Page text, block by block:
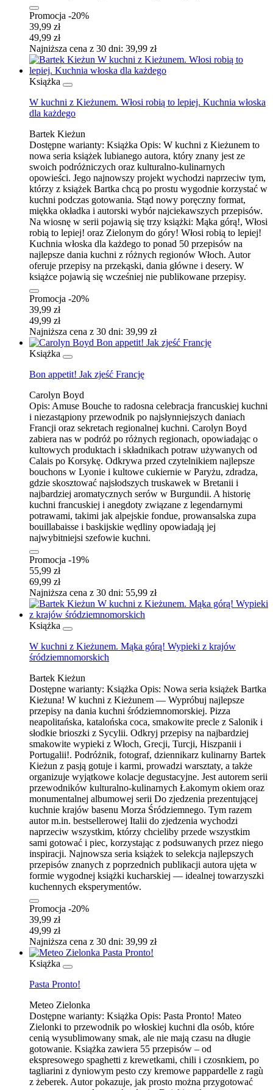
Promocja -20%
39,99 zł
49,99 zł
Najniższa cena z 30 dni: 39,99 zł
Książka
W kuchni z Kieżunem. Włosi robią to lepiej. Kuchnia włoska
dla każdego
Bartek Kieżun
Dostępne warianty: Książka Opis: W kuchni z Kieżunem to
nowa seria książek lubianego autora, który znany jest ze
swoich podróżniczych oraz kulturalno-kulinarnych
opowieści. Jego najnowszy projekt wychodzi naprzeciw tym,
którzy z książek Bartka chcą po prostu wygodnie korzystać w
kuchni podczas gotowania. Stąd nowy poręczny format,
miękka okładka i autorski wybór najciekawszych przepisów.
Na wiosnę w serii pojawią się trzy książki: Mąka górą!, Włosi
robią to lepiej! oraz Zielonym do góry! Włosi robią to lepiej!
Kuchnia włoska dla każdego to ponad 50 przepisów na
najlepsze dania kuchni z różnych regionów Włoch. Autor
oferuje przepisy na przekąski, dania główne i desery. W
książce pojawią się wcześniej nie publikowane przepisy.
Promocja -20%
39,99 zł
49,99 zł
Najniższa cena z 30 dni: 39,99 zł
Książka
Bon appetit! Jak zjeść Francję
Carolyn Boyd
Opis: Amuse Bouche to radosna celebracja francuskiej kuchni
i niezastąpiony przewodnik po najsłynniejszych daniach
Francji oraz sekretach regionalnej kuchni. Carolyn Boyd
zabiera nas w podróż po różnych regionach, opowiadając o
kultowych produktach i składnikach potraw używanych od
Calais po Korsykę. Odkrywa przed czytelnikiem najlepsze
bouchons w Lyonie i kultowe cukiernie w Paryżu, zdradza,
gdzie skosztować najsłodszych truskawek w Bretanii i
najbardziej aromatycznych serów w Burgundii. A historię
kuchni francuskiej i anegdoty związane z legendarnymi
potrawami, takimi jak alpejskie fondue, prowansalska zupa
bouillabaisse i baskijskie wędliny opowiadają jej
najwybitniejsi szefowie kuchni.
Promocja -19%
55,99 zł
69,99 zł
Najniższa cena z 30 dni: 55,99 zł
Książka
W kuchni z Kieżunem. Mąka górą! Wypieki z krajów
śródziemnomorskich
Bartek Kieżun
Dostępne warianty: Książka Opis: Nowa seria książek Bartka
Kieżuna! W kuchni z Kieżunem — Wypróbuj najlepsze
przepisy na dania kuchni śródziemnomorskiej. Pizza
neapolitańska, katalońska coca, smakowite precle z Salonik i
słodkie brioszki z Sycylii. Odkryj przepisy na najbardziej
smakowite wypieki z Włoch, Grecji, Turcji, Hiszpanii i
Portugalii!. Podróżnik, fotograf, dziennikarz kulinarny Bartek
Kieżun z pasją gotuje i karmi, prowadzi warsztaty, a także
organizuje wyjątkowe kolacje degustacyjne. Jest autorem serii
przewodników kulturalno-kulinarnych Łakomym okiem oraz
monumentalnej albumowej serii Do zjedzenia prezentującej
kuchnie krajów basenu Morza Śródziemnego. Tym razem
autor m.in. bestsellerowej Italii do zjedzenia wychodzi
naprzeciw wszystkim, którzy chcieliby przede wszystkim
sami gotować i piec, korzystając z podsuwanych przez niego
inspiracji. Najnowsza seria książek to selekcja najlepszych
przepisów znanych z poprzednich publikacji autora ujęta w
formie wygodnej książki kucharskiej — idealnej towarzyszki
kuchennych eksperymentów.
Promocja -20%
39,99 zł
49,99 zł
Najniższa cena z 30 dni: 39,99 zł
Książka
Pasta Pronto!
Meteo Zielonka
Dostępne warianty: Książka Opis: Pasta Pronto! Mateo
Zielonki to przewodnik po włoskiej kuchni dla osób, które
cenią wysublimowany smak, ale nie mają czasu na długie
gotowanie. Książka zawiera 55 przepisów – od
ekspresowego spaghetti z krewetkami, chili i czosnkiem, po
tagliarini z dyniowym pesto czy kremowe pappardelle z ragù
z żeberek. Autor pokazuje, jak prosto można przygotować